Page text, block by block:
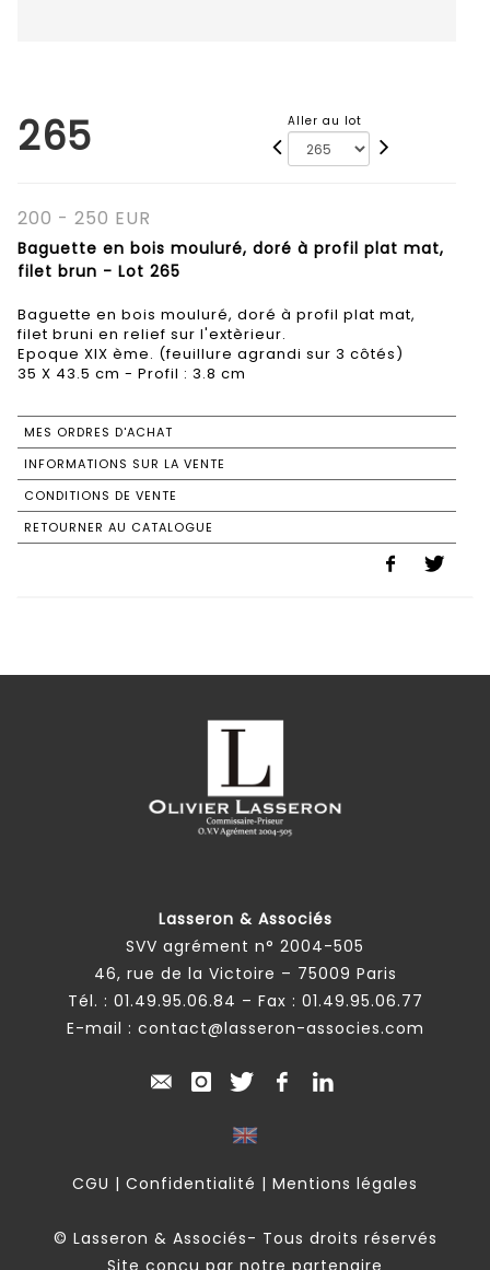
265 Aller au lot
200 - 250 EUR
Baguette en bois mouluré, doré à profil plat mat,
filet brun - Lot 265
Baguette en bois mouluré, doré à profil plat mat,
filet bruni en relief sur l'extèrieur.
Epoque XIX ème. (feuillure agrandi sur 3 côtés)
35 X 43.5 cm - Profil : 3.8 cm
MES ORDRES D'ACHAT
INFORMATIONS SUR LA VENTE
CONDITIONS DE VENTE
RETOURNER AU CATALOGUE
Lasseron & Associés
SVV agrément n° 2004-505
46, rue de la Victoire – 75009 Paris
Tél. : 01.49.95.06.84 – Fax : 01.49.95.06.77
E-mail : contact@lasseron-associes.com
CGU | Confidentialité | Mentions légales
© Lasseron & Associés- Tous droits réservés
Site conçu par notre partenaire